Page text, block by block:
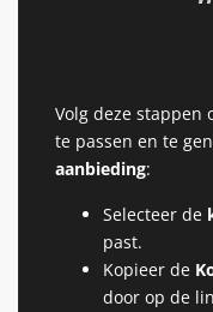
Volg deze stappen
te passen en te
aanbieding:
Selecteer de
past.
Kopieer de
door op de